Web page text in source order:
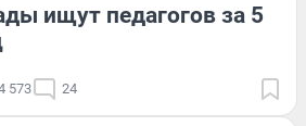
ищут педагогов за 5
573 24